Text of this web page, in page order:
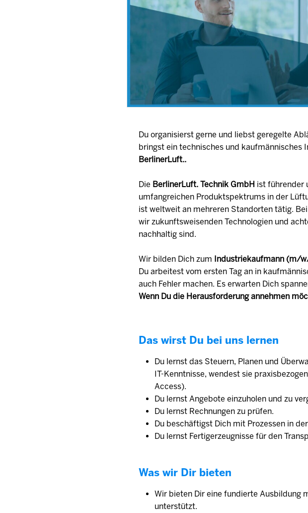
Du organisierst gerne und liebst geregelte
bringst ein technisches und kaufmännisches
BerlinerLuft..
Die BerlinerLuft. Technik GmbH ist führender
umfangreichen Produktspektrums in der
ist weltweit an mehreren Standorten tätig.
wir zukunftsweisenden Technologien und
nachhaltig sind.
Wir bilden Dich zum Industriekaufmann (m/
Du arbeitest vom ersten Tag an in
auch Fehler machen. Es erwarten Dich
Wenn Du die Herausforderung annehmen
Das wirst Du bei uns lernen
Du lernst das Steuern, Planen und
IT-Kenntnisse, wendest sie
Access).
Du lernst Angebote einzuholen und zu
Du lernst Rechnungen zu prüfen.
Du beschäftigst Dich mit Prozessen in
Du lernst Fertigerzeugnisse für den
Was wir Dir bieten
Wir bieten Dir eine fundierte Ausbildung
unterstützt.